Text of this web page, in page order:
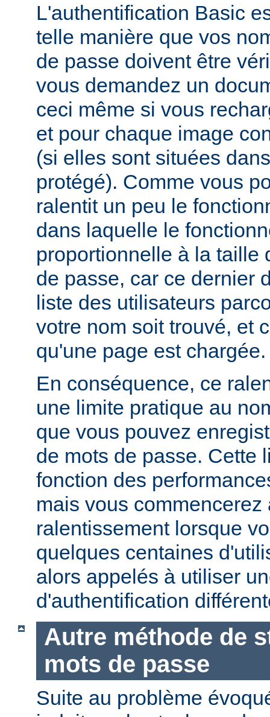
L'authentification Basic
telle manière que vos
de passe doivent être
vous demandez un
ceci même si vous
et pour chaque image
(si elles sont situées
protégé). Comme vous
ralentit un peu le
dans laquelle le
proportionnelle à la taille
de passe, car ce dernier
liste des utilisateurs
votre nom soit trouvé, et
qu'une page est chargée.
En conséquence, ce
une limite pratique au
que vous pouvez
de mots de passe. Cette
fonction des
mais vous commencerez
ralentissement lorsque
quelques centaines
alors appelés à utiliser
d'authentification
Autre méthode de
mots de passe
Suite au problème